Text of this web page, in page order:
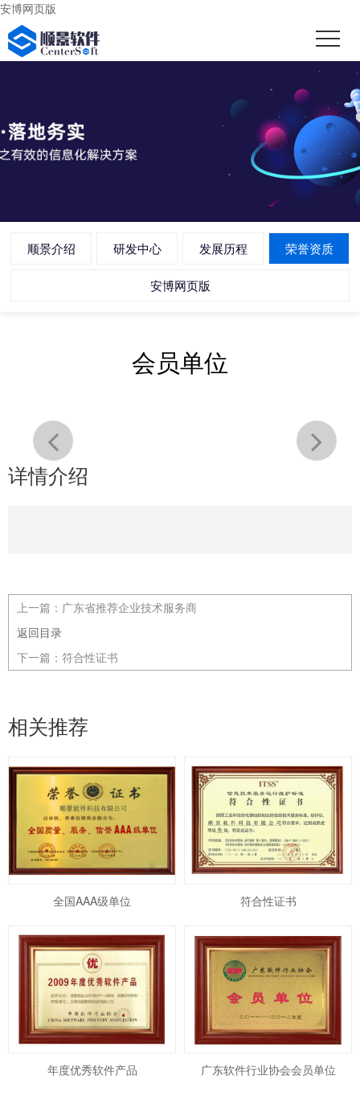
安博网页版
顺景介绍 研发中心 发展历程 荣誉资质
安博网页版
会员单位
详情介绍
上一篇： 广东省推荐企业技术服务商
返回目录
下一篇： 符合性证书
相关推荐
全国AAA级单位 符合性证书
年度优秀软件产品 广东软件行业协会会员单位